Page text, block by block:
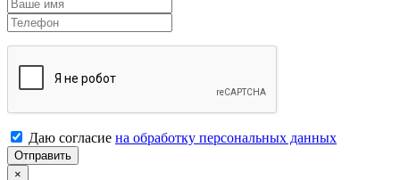
Даю согласие на обработку персональных данных
Отправить
×